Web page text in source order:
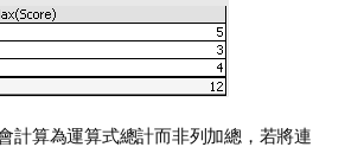
計算為運算式總計而非列加總，若將連